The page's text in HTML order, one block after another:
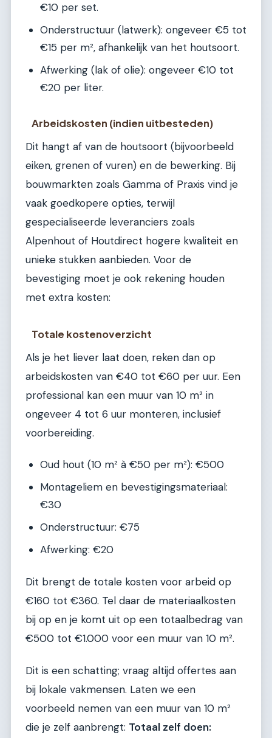
€10 per set.
Onderstructuur (latwerk): ongeveer €5 tot
€15 per m², afhankelijk van het houtsoort.
Afwerking (lak of olie): ongeveer €10 tot
€20 per liter.
Arbeidskosten (indien uitbesteden)
Dit hangt af van de houtsoort (bijvoorbeeld
eiken, grenen of vuren) en de bewerking. Bij
bouwmarkten zoals Gamma of Praxis vind je
vaak goedkopere opties, terwijl
gespecialiseerde leveranciers zoals
Alpenhout of Houtdirect hogere kwaliteit en
unieke stukken aanbieden. Voor de
bevestiging moet je ook rekening houden
met extra kosten:
Totale kostenoverzicht
Als je het liever laat doen, reken dan op
arbeidskosten van €40 tot €60 per uur. Een
professional kan een muur van 10 m² in
ongeveer 4 tot 6 uur monteren, inclusief
voorbereiding.
Oud hout (10 m² à €50 per m²): €500
Montageliem en bevestigingsmateriaal:
€30
Onderstructuur: €75
Afwerking: €20
Dit brengt de totale kosten voor arbeid op
€160 tot €360. Tel daar de materiaalkosten
bij op en je komt uit op een totaalbedrag van
€500 tot €1.000 voor een muur van 10 m².
Dit is een schatting; vraag altijd offertes aan
bij lokale vakmensen. Laten we een
voorbeeld nemen van een muur van 10 m²
die je zelf aanbrengt: Totaal zelf doen: